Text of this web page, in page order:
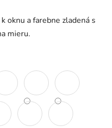
oknu a farebne zladená s
mieru.